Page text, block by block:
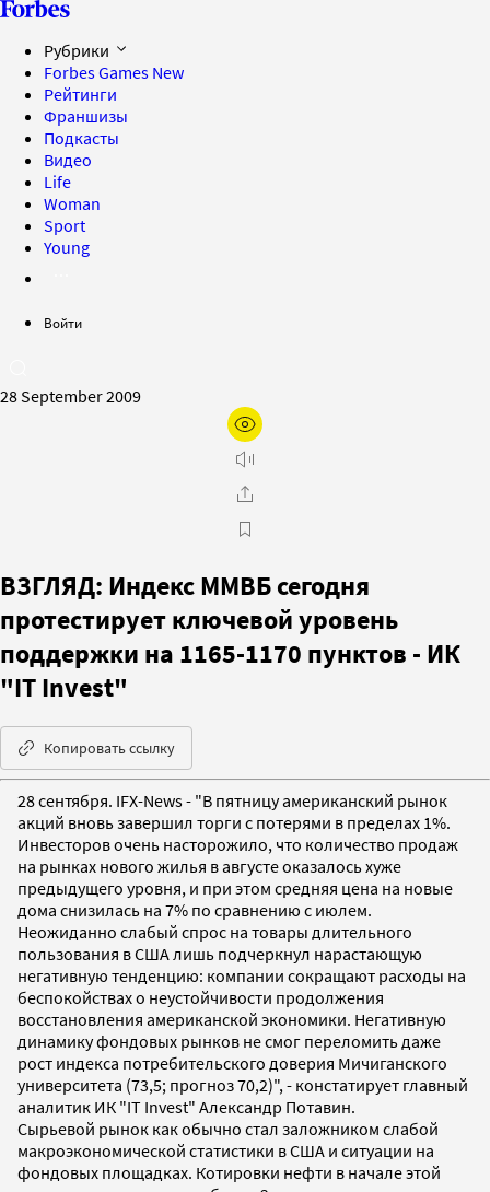
Рубрики
Forbes Games New
Рейтинги
Франшизы
Подкасты
Видео
Life
Woman
Sport
Young
Войти
28 September 2009
ВЗГЛЯД: Индекс ММВБ сегодня
протестирует ключевой уровень
поддержки на 1165-1170 пунктов - ИК
"IT Invest"
Копировать ссылку
28 сентября. IFX-News - "В пятницу американский рынок
акций вновь завершил торги с потерями в пределах 1%.
Инвесторов очень насторожило, что количество продаж
на рынках нового жилья в августе оказалось хуже
предыдущего уровня, и при этом средняя цена на новые
дома снизилась на 7% по сравнению с июлем.
Неожиданно слабый спрос на товары длительного
пользования в США лишь подчеркнул нарастающую
негативную тенденцию: компании сокращают расходы на
беспокойствах о неустойчивости продолжения
восстановления американской экономики. Негативную
динамику фондовых рынков не смог переломить даже
рост индекса потребительского доверия Мичиганского
университета (73,5; прогноз 70,2)", - констатирует главный
аналитик ИК "IT Invest" Александр Потавин.
Сырьевой рынок как обычно стал заложником слабой
макроэкономической статистики в США и ситуации на
фондовых площадках. Котировки нефти в начале этой